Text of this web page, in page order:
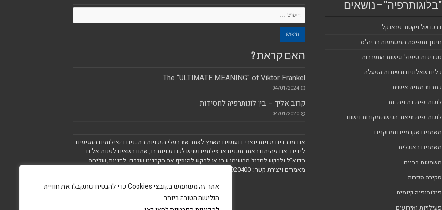
אתר זה משתמש בקובצי Cookies כדי להבטיח שתקבלו את חוויית
הגלישה הטובה ביותר.
"בלוגותרפיה" – נושאים
דרכו של ויקטור פראנקל
חינוך ותפיסת המשמעות בביה"ס
טכניקות טיפול וגישות התערבות
כלים שאלונים ורעיונות הפעלה
כתבות מזוית אישית
לוגותרפיה דת ויהדות
לוגותרפיה תיאור הגישה מקורות וישום
מאמרים אקדמיים ומחקרים
מאמרים באנגלית
משמעות בחיים
סקירת ספרות
פילוסופיה קיומית
פעילויות ואירועים
האם קראת ?
The “ULTIMATE MEANING" of Viktor Frankel
04/01/2024
קרוב אליך – בין לוגותרפיה לחסידות
04/01/2020
אנו מכבדים זכויות יוצרים ועושים מאמץ לאתר את בעלי הזכויות בתכנים והצילומים המגיעים
לידינו. אם זיהיתם באתר תכנים או צילומים שיש לכם זכויות בו, אתם רשאים לפנות אלינו
בדוא"ל ולבקש לחדול מהשימוש בו או לבקש להוסיף את הקרדיט שלכם. לפניות, שליחת
מאמרים ויצירת קשר : blogoterapy@gmail.com 054-6920400